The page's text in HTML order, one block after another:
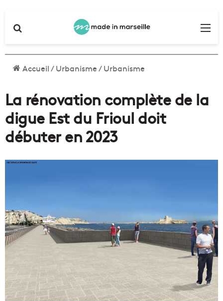
Accueil/Urbanisme/Urbanisme
La rénovation complète de la
digue Est du Frioul doit
débuter en 2023